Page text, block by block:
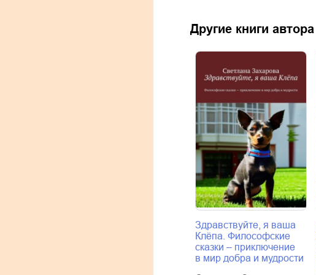
Другие книги автора
Здравствуйте, я ваша
Клёпа. Философские
сказки – приключение
в мир добра и мудрости